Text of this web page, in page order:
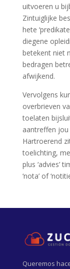
uitvoeren u
Zintuiglijke
hete
diegene
betekent niet
bedragen
afwijkend.
Vervolgens
overbrieven
toelaten
aantreffen
Hartroerend
toelichting,
plus ‘advies’
‘nota’ of
Queremos